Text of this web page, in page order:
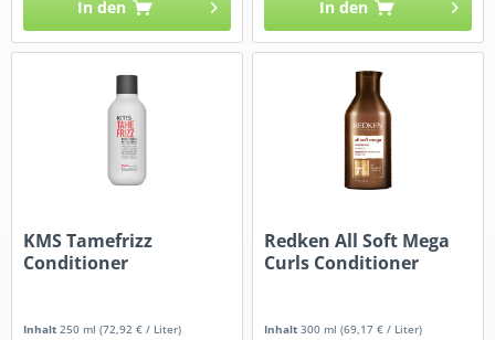
In den In den
KMS Tamefrizz
Conditioner
Inhalt250 ml(72,92 € / Liter)
Redken All Soft Mega
Curls Conditioner
Inhalt300 ml(69,17 € / Liter)